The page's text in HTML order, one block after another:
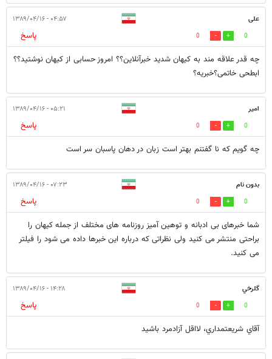
علی ۰۴:۵۷ - ۱۳۸۹/۰۴/۱۶
0
0
پاسخ
چه قدر علاقه مند به کیهان شدید خبرآنلاین؟؟ امروز حسابی از کیهان نوشتید؟؟
ابطحی خاتمی؟خبریه؟
امير ۰۵:۲۱ - ۱۳۸۹/۰۴/۱۶
0
0
پاسخ
چه گويم كه نا گفتنم بهتر است زبان در دهان پاسبان سر است
بدون نام ۰۷:۲۳ - ۱۳۸۹/۰۴/۱۶
0
0
پاسخ
شما خبرهای بی ادبانه و توهین آمیز روزنامه های مختلف از جمله کیهان را
براحتی منتشر می کنید ولی نظراتی که درباره این خبرها داده می شود را فیلتر
می کنید.
گلرخي ۱۴:۲۸ - ۱۳۸۹/۰۴/۱۶
0
0
پاسخ
آقاي شريعتمداري، لااقل آزادمرد باشيد